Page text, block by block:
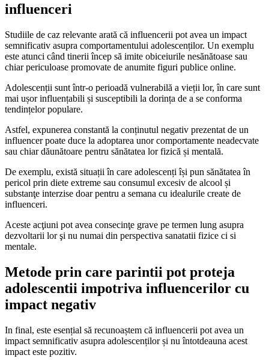
influenceri
Studiile de caz relevante arată că influencerii pot avea un impact
semnificativ asupra comportamentului adolescenților. Un exemplu
este atunci când tinerii încep să imite obiceiurile nesănătoase sau
chiar periculoase promovate de anumite figuri publice online.
Adolescenții sunt într-o perioadă vulnerabilă a vieții lor, în care sunt
mai ușor influențabili și susceptibili la dorința de a se conforma
tendințelor populare.
Astfel, expunerea constantă la conținutul negativ prezentat de un
influencer poate duce la adoptarea unor comportamente neadecvate
sau chiar dăunătoare pentru sănătatea lor fizică și mentală.
De exemplu, există situații în care adolescenți își pun sănătatea în
pericol prin diete extreme sau consumul excesiv de alcool și
substanţe interzise doar pentru a semana cu idealurile create de
influenceri.
Aceste acţiuni pot avea consecinţe grave pe termen lung asupra
dezvoltarii lor şi nu numai din perspectiva sanatatii fizice ci si
mentale.
Metode prin care parintii pot proteja
adolescentii impotriva influencerilor cu
impact negativ
In final, este esențial să recunoaștem că influencerii pot avea un
impact semnificativ asupra adolescenților și nu întotdeauna acest
impact este pozitiv.